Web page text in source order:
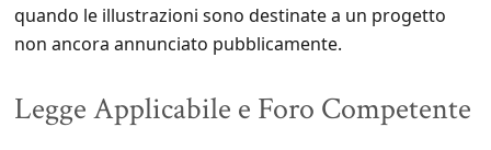
quando le illustrazioni sono destinate a un progetto
non ancora annunciato pubblicamente.
Legge Applicabile e Foro Competente